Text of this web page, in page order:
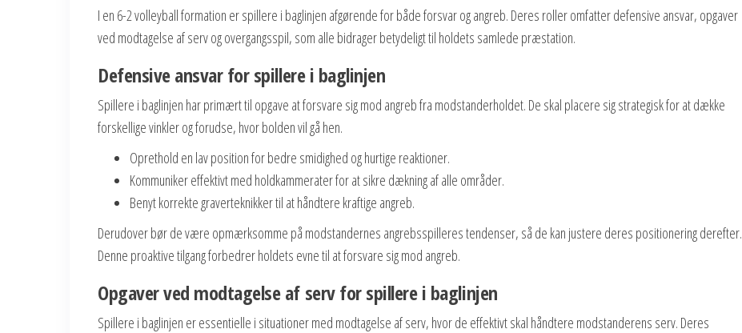
I en 6-2 volleyball formation er spillere i baglinjen afgørende for både forsvar og angreb. Deres roller omfatter defensive ansvar, opgaver
ved modtagelse af serv og overgangsspil, som alle bidrager betydeligt til holdets samlede præstation.
Defensive ansvar for spillere i baglinjen
Spillere i baglinjen har primært til opgave at forsvare sig mod angreb fra modstanderholdet. De skal placere sig strategisk for at dække
forskellige vinkler og forudse, hvor bolden vil gå hen.
Oprethold en lav position for bedre smidighed og hurtige reaktioner.
Kommuniker effektivt med holdkammerater for at sikre dækning af alle områder.
Benyt korrekte graverteknikker til at håndtere kraftige angreb.
Derudover bør de være opmærksomme på modstandernes angrebsspilleres tendenser, så de kan justere deres positionering derefter.
Denne proaktive tilgang forbedrer holdets evne til at forsvare sig mod angreb.
Opgaver ved modtagelse af serv for spillere i baglinjen
Spillere i baglinjen er essentielle i situationer med modtagelse af serv, hvor de effektivt skal håndtere modstanderens serv. Deres